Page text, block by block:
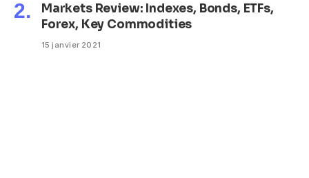
Markets Review: Indexes, Bonds, ETFs,
Forex, Key Commodities
15 janvier 2021